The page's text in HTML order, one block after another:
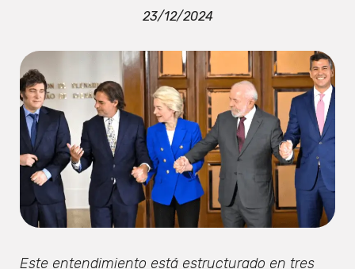
23/12/2024
Este entendimiento está estructurado en tres